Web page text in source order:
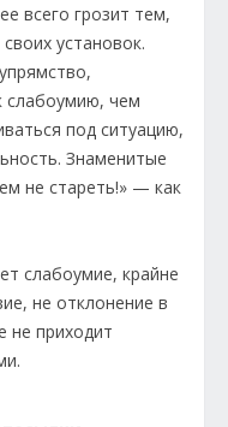
всего грозит тем,
установок.
слабоумию, чем
под ситуацию,
Знаменитые
не стареть!» — как
слабоумие, крайне
не отклонение в
не приходит